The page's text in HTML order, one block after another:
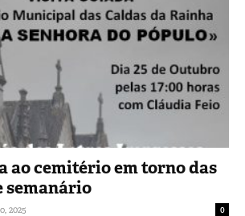
ao cemitério em torno das
semanário
2025 0